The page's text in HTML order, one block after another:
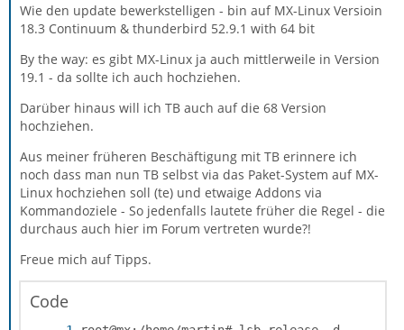
Wie den update bewerkstelligen - bin auf MX-Linux Versioin
18.3 Continuum & thunderbird 52.9.1 with 64 bit
By the way: es gibt MX-Linux ja auch mittlerweile in Version
19.1 - da sollte ich auch hochziehen.
Darüber hinaus will ich TB auch auf die 68 Version
hochziehen.
Aus meiner früheren Beschäftigung mit TB erinnere ich
noch dass man nun TB selbst via das Paket-System auf MX-
Linux hochziehen soll (te) und etwaige Addons via
Kommandoziele - So jedenfalls lautete früher die Regel - die
durchaus auch hier im Forum vertreten wurde?!
Freue mich auf Tipps.
Code